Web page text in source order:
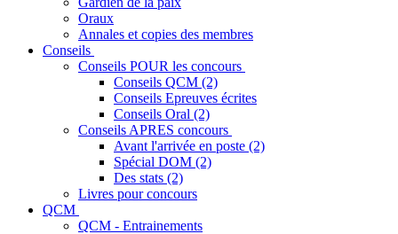
Oraux
Annales et copies des membres
Conseils
Conseils POUR les concours
Conseils QCM (2)
Conseils Epreuves écrites
Conseils Oral (2)
Conseils APRES concours
Avant l'arrivée en poste (2)
Spécial DOM (2)
Des stats (2)
Livres pour concours
QCM
QCM - Entrainements